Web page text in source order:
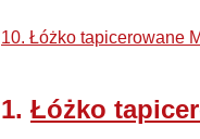
10. Łóżko tapicerowane
1. Łóżko